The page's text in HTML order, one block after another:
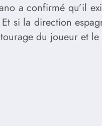
a confirmé qu’il
si la direction
du joueur et